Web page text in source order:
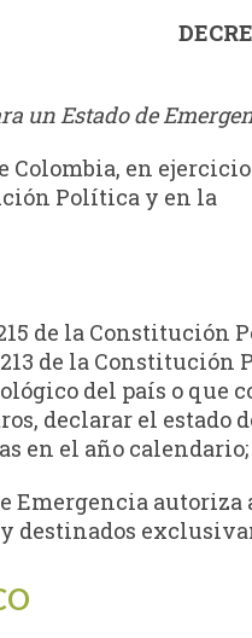
un Estado de
Colombia, en
Política y en la
de la
de la
del país o
declarar el estado
en el año calendario;
Emergencia
destinados